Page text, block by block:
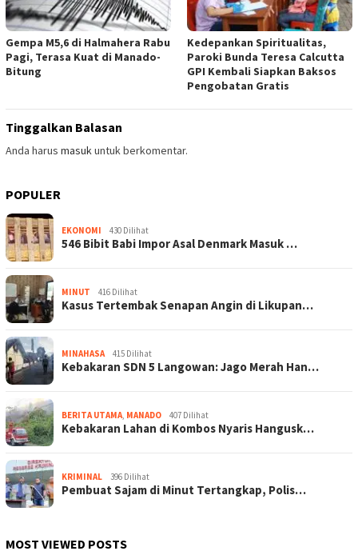
Gempa M5,6 di Halmahera Rabu
Pagi, Terasa Kuat di Manado-
Bitung
Kedepankan Spiritualitas,
Paroki Bunda Teresa Calcutta
GPI Kembali Siapkan Baksos
Pengobatan Gratis
Tinggalkan Balasan
Anda harus masukuntuk berkomentar.
POPULER
EKONOMI 430 Dilihat
546 Bibit Babi Impor Asal Denmark Masuk …
MINUT 416 Dilihat
Kasus Tertembak Senapan Angin di Likupan…
MINAHASA 415 Dilihat
Kebakaran SDN 5 Langowan: Jago Merah Han…
BERITA UTAMA, MANADO 407 Dilihat
Kebakaran Lahan di Kombos Nyaris Hangusk…
KRIMINAL 396 Dilihat
Pembuat Sajam di Minut Tertangkap, Polis…
MOST VIEWED POSTS